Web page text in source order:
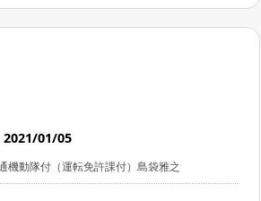
01/05
動隊付（運転免許課付）島袋雅之